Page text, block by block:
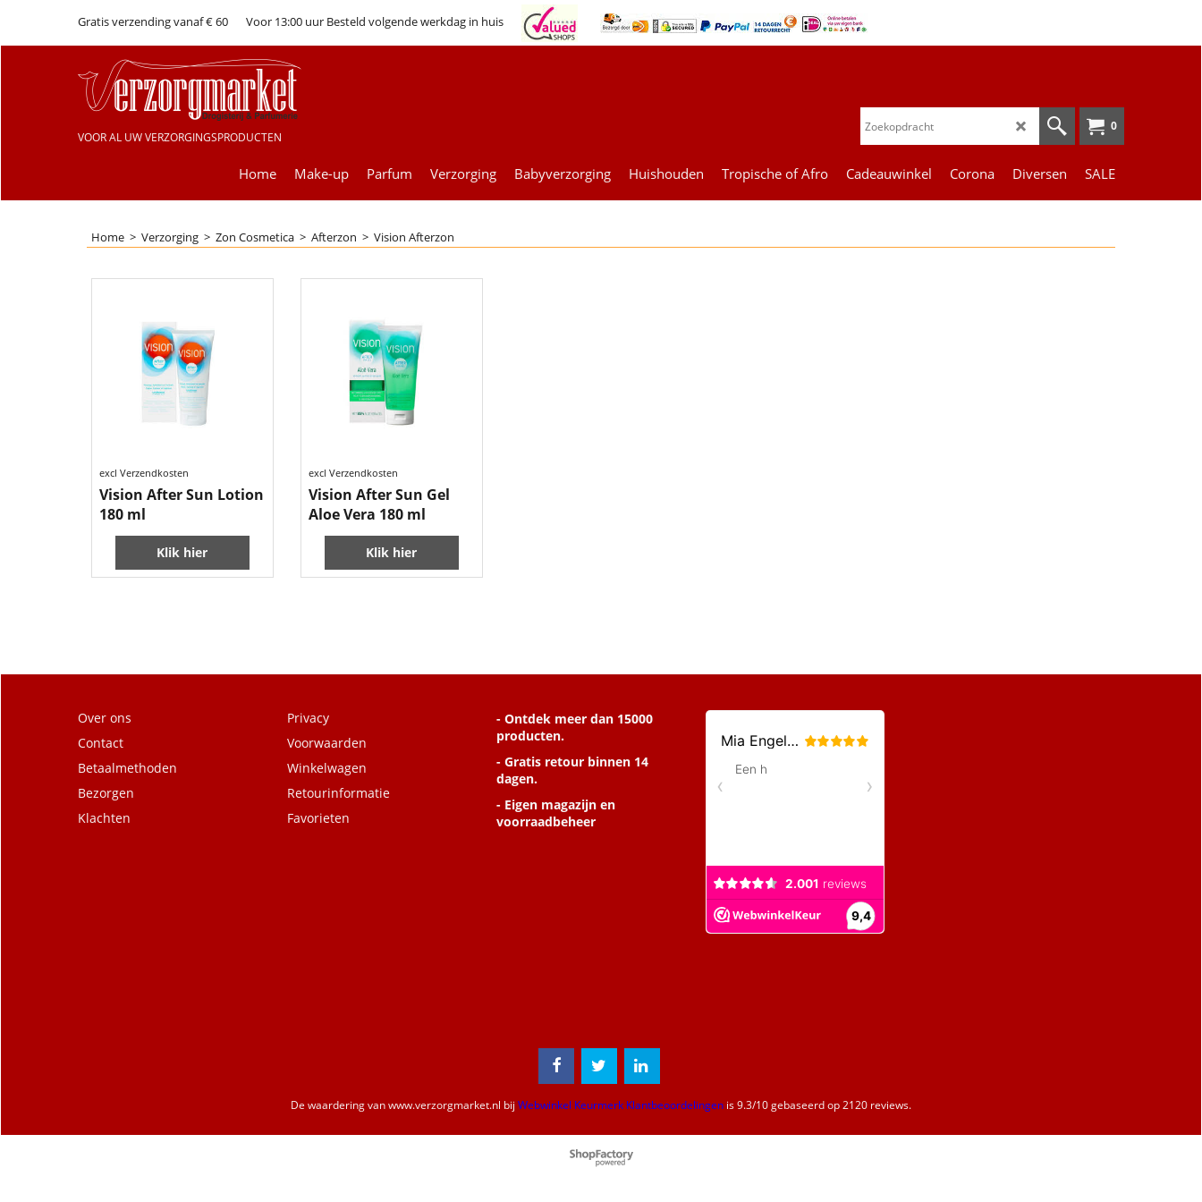
Gratis verzending vanaf € 60 Voor 13:00 uur Besteld volgende werkdag in huis
VOOR AL UW VERZORGINGSPRODUCTEN
0
Home Make-up Parfum Verzorging Babyverzorging Huishouden Tropische of Afro Cadeauwinkel Corona Diversen SALE
Home > Verzorging > Zon Cosmetica > Afterzon > Vision Afterzon
€14.99
excl Verzendkosten
Vision After Sun Lotion
180 ml
Klik hier
€14.99
excl Verzendkosten
Vision After Sun Gel
Aloe Vera 180 ml
Klik hier
Over ons
Contact
Betaalmethoden
Bezorgen
Klachten
Privacy
Voorwaarden
Winkelwagen
Retourinformatie
Favorieten
- Ontdek meer dan 15000
producten.
- Gratis retour binnen 14
dagen.
- Eigen magazijn en
voorraadbeheer
De waardering vanwww.verzorgmarket.nl bij Webwinkel Keurmerk Klantbeoordelingen is9.3/10gebaseerd op 2120 reviews.
Webwinkel gemaakt met
ShopFactory webwinkel